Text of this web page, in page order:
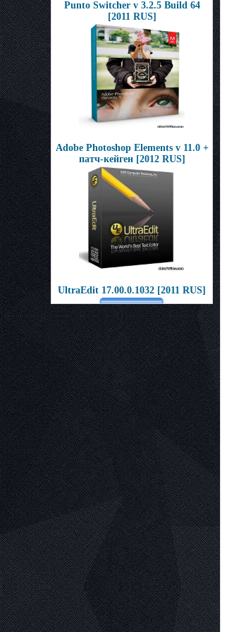
Punto Switcher v 3.2.5 Build 64
[2011 RUS]
Adobe Photoshop Elements v 11.0 +
патч-кейген [2012 RUS]
UltraEdit 17.00.0.1032 [2011 RUS]